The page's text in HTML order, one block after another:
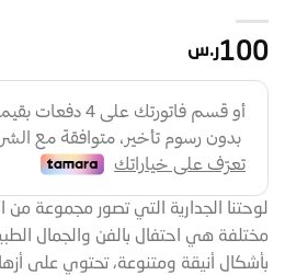
100ر.س
لوحتنا الجدارية التي تصور مجموعة من
مختلفة هي احتفال بالفن والجمال
بأشكال أنيقة ومتنوعة، تحتوي على أزهار